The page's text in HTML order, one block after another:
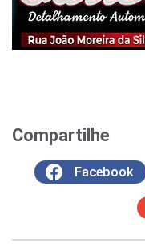
Compartilhe
Facebook